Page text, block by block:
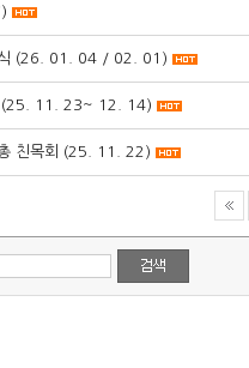
식 (26. 01. 04 / 02. 01)
(25. 11. 23~ 12. 14)
친목회 (25. 11. 22)